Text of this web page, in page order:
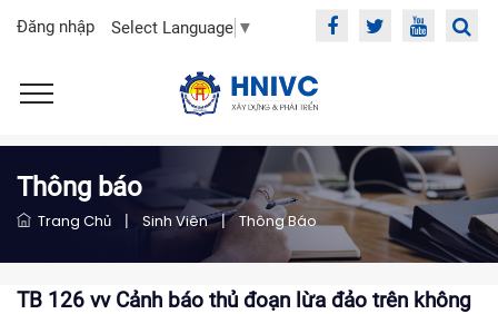
Đăng nhập Select Language ▼
Thông báo
Trang Chủ | Sinh Viên | Thông Báo
TB 126 vv Cảnh báo thủ đoạn lừa đảo trên không